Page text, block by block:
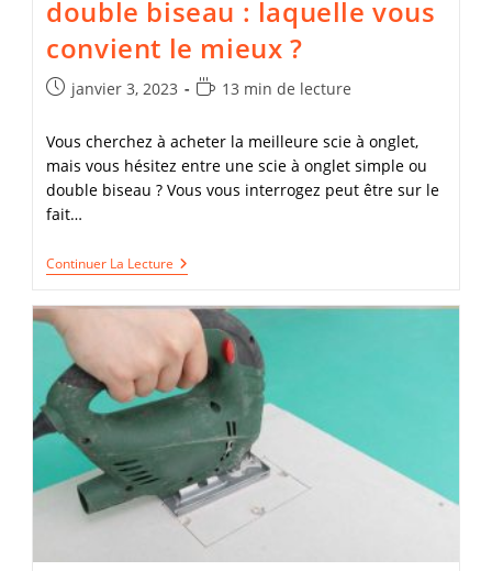
double biseau : laquelle vous
convient le mieux ?
Publication
janvier 3, 2023
Temps
lecture :
13 min de lecture
Vous cherchez à acheter la meilleure scie à onglet,
mais vous hésitez entre une scie à onglet simple ou
double biseau ? Vous vous interrogez peut être sur le
fait…
Continuer La Lecture Scie
A
Simple
Ou
Double
Biseau
:
Laquelle
Vous
Convient
Mieux
?